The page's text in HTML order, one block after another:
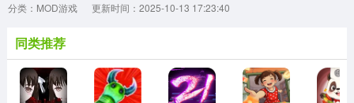
分类：MOD游戏
更新时间：2025-10-13 17:23:40
同类推荐